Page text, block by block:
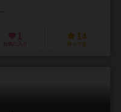
1
お気に入り
14
持ってる